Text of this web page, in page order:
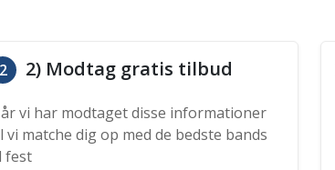
2 2) Modtag gratis tilbud
vi har modtaget disse informationer
vi matche dig op med de bedste bands
fest